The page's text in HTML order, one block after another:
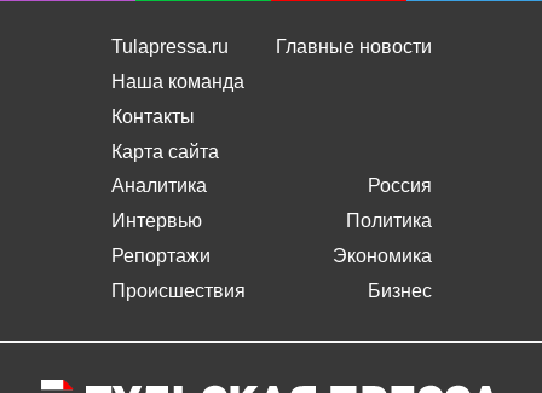
Tulapressa.ru
Наша команда
Контакты
Карта сайта
Главные новости
Аналитика
Интервью
Репортажи
Происшествия
Россия
Политика
Экономика
Бизнес